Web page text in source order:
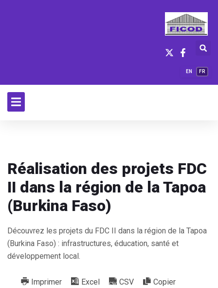
EN FR
Réalisation des projets FDC
II dans la région de la Tapoa
(Burkina Faso)
Découvrez les projets du FDC II dans la région de la Tapoa
(Burkina Faso) : infrastructures, éducation, santé et
développement local.
Imprimer Excel CSV
Copier